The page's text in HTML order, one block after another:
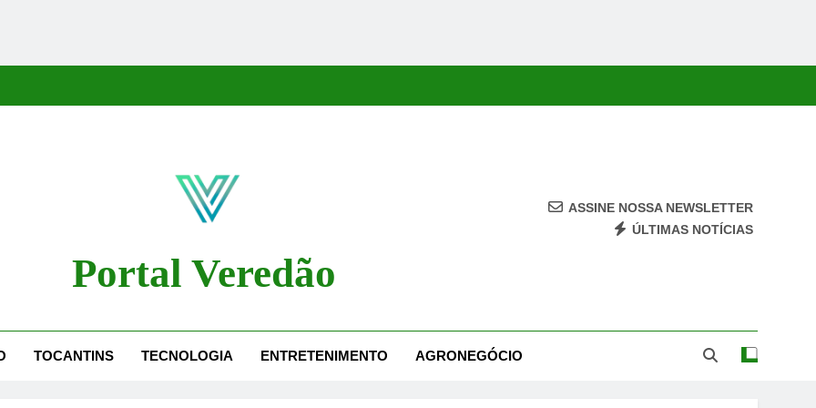
Portal Veredão
ASSINE NOSSA NEWSLETTER
ÚLTIMAS NOTÍCIAS
TOCANTINS TECNOLOGIA ENTRETENIMENTO AGRONEGÓCIO